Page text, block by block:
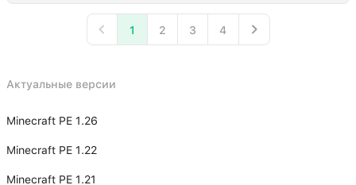
1 2 3 4
Актуальные версии
Minecraft PE 1.26
Minecraft PE 1.22
Minecraft PE 1.21